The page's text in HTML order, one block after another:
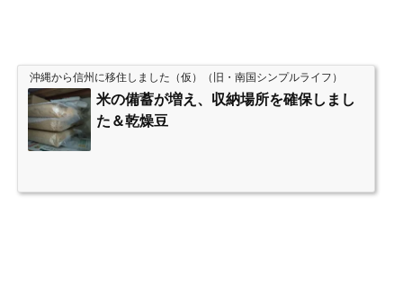
沖縄から信州に移住しました（仮）（旧・南国シンプルライフ）
米の備蓄が増え、収納場所を確保しまし
た＆乾燥豆